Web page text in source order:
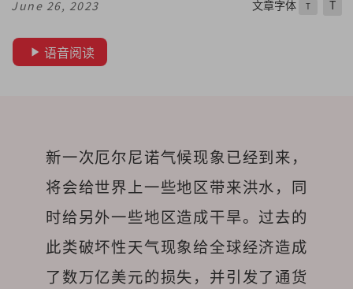
June 26, 2023 文章字体 T T
语音阅读
新一次厄尔尼诺气候现象已经到来，
将会给世界上一些地区带来洪水，同
时给另外一些地区造成干旱。过去的
此类破坏性天气现象给全球经济造成
了数万亿美元的损失，并引发了通货